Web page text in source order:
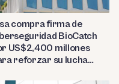
compra firma de
BioCatch
US$2,400 millones
reforzar su lucha